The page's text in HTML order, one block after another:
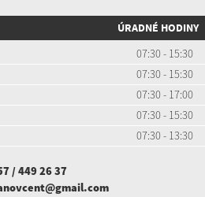
ÚRADNÉ HODINY
07:30 - 15:30
07:30 - 15:30
07:30 - 17:00
07:30 - 15:30
07:30 - 13:30
/ 449 26 37